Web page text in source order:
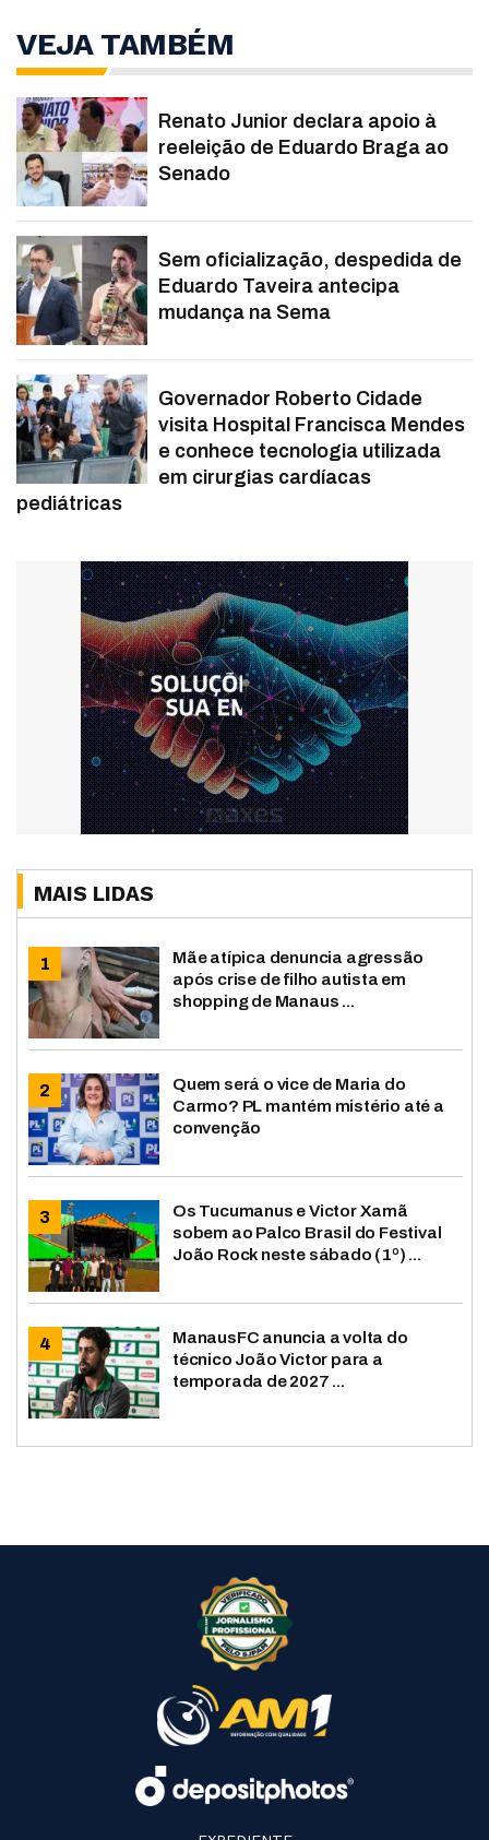
VEJA TAMBÉM
Renato Junior declara apoio à
reeleição de Eduardo Braga ao
Senado
Sem oficialização, despedida de
Eduardo Taveira antecipa
mudança na Sema
Governador Roberto Cidade
visita Hospital Francisca Mendes
e conhece tecnologia utilizada
em cirurgias cardíacas
pediátricas
MAIS LIDAS
Mãe atípica denuncia agressão
após crise de filho autista em
shopping de Manaus ...
Quem será o vice de Maria do
Carmo? PL mantém mistério até a
convenção
Os Tucumanus e Victor Xamã
sobem ao Palco Brasil do Festival
João Rock neste sábado (1º) ...
ManausFC anuncia a volta do
técnico João Victor para a
temporada de 2027 ...